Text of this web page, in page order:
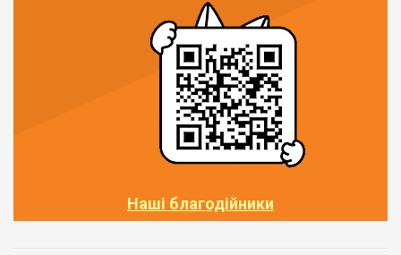
Наші благодійники